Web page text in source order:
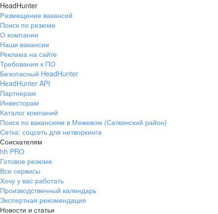
HeadHunter
Размещение вакансий
Поиск по резюме
О компании
Наши вакансии
Реклама на сайте
Требования к ПО
Безопасный HeadHunter
HeadHunter API
Партнерам
Инвесторам
Каталог компаний
Поиск по вакансиям в Межевом (Саткинский район)
Сетка: соцсеть для нетворкинга
Соискателям
hh PRO
Готовое резюме
Все сервисы
Хочу у вас работать
Производственный календарь
Экспертная рекомендация
Новости и статьи